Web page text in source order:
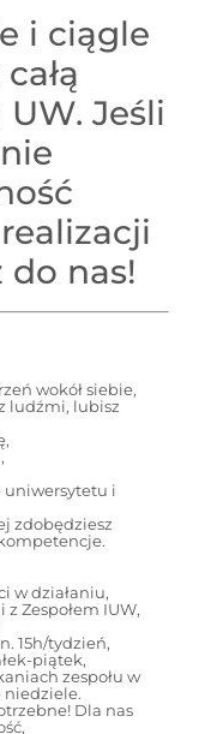
i ciągle
Jeśli
do nas!
wokół siebie,
ludźmi, lubisz
uniwersytetu i
zdobędziesz
w działaniu,
Zespołem IUW,
15h/tydzień,
piątek,
zespołu w
niedziele.
Dla nas